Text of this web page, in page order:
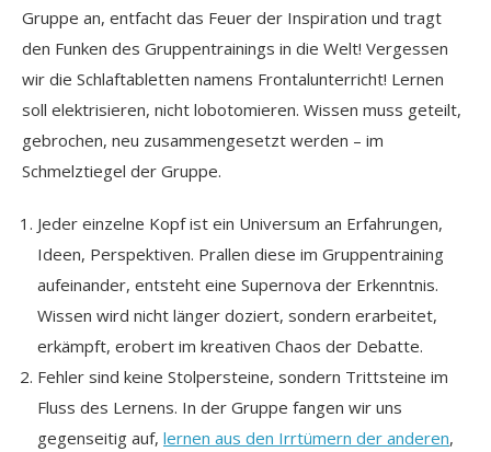
Gruppe an, entfacht das Feuer der Inspiration und tragt
den Funken des Gruppentrainings in die Welt! Vergessen
wir die Schlaftabletten namens Frontalunterricht! Lernen
soll elektrisieren, nicht lobotomieren. Wissen muss geteilt,
gebrochen, neu zusammengesetzt werden – im
Schmelztiegel der Gruppe.
Jeder einzelne Kopf ist ein Universum an Erfahrungen,
Ideen, Perspektiven. Prallen diese im Gruppentraining
aufeinander, entsteht eine Supernova der Erkenntnis.
Wissen wird nicht länger doziert, sondern erarbeitet,
erkämpft, erobert im kreativen Chaos der Debatte.
Fehler sind keine Stolpersteine, sondern Trittsteine im
Fluss des Lernens. In der Gruppe fangen wir uns
gegenseitig auf, lernen aus den Irrtümern der anderen,